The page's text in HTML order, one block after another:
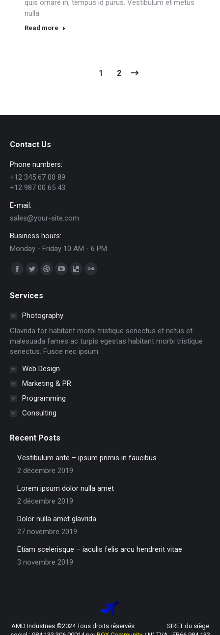
quis ornare in, tempus id purus. Vestibulum et metus
nulla.
Read more
1 2
Contact Us
Phone numbers:
+12 345 67 00 89
+12 987 00 65 43
E-mail:
sales@your-site.com
Business hours:
Monday - Friday 10 AM - 6 PM
Trouvez nous sur :
Facebook
opens
new
window
Twitter
opens
in
new
window
Dribble
in
new
window
YouTube
in
new
window
Delicious
window
new
window
Services
Photography
Glavrida for habitant morbi tristique senectus et netus et
malesuada fames ac turpis egestas habitant morbi tristique
senectus. Fusce nec ipsum.
Web Design
Marketing & PR
Programming
Consulting
Recent Posts
Vestibulum ante – ipsum primis in faucibus
2 décembre 2019
Lorem ipsum dolor nulla amet
2 décembre 2019
Dolor nulla amet glavrida
27 novembre 2019
Etiam scelerisque – iaculis felis arcu hendrerit vitae
3 novembre 2019
AMD Industries ©2024 Tous droits réservés SIRET du siège